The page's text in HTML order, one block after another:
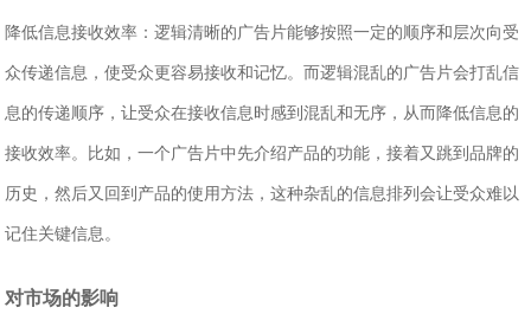
‌降低信息接收效率‌：逻辑清晰的广告片能够按照一定的顺序和层次向受
众传递信息，使受众更容易接收和记忆。而逻辑混乱的广告片会打乱信
息的传递顺序，让受众在接收信息时感到混乱和无序，从而降低信息的
接收效率。比如，一个广告片中先介绍产品的功能，接着又跳到品牌的
历史，然后又回到产品的使用方法，这种杂乱的信息排列会让受众难以
记住关键信息。
对市场的影响